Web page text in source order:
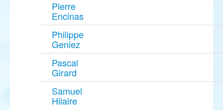
Pierre
Encinas
Philippe
Geniez
Pascal
Girard
Samuel
Hilaire